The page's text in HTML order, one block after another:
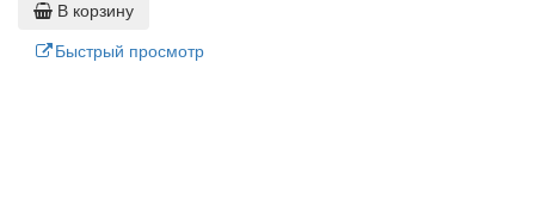
В корзину
Быстрый просмотр